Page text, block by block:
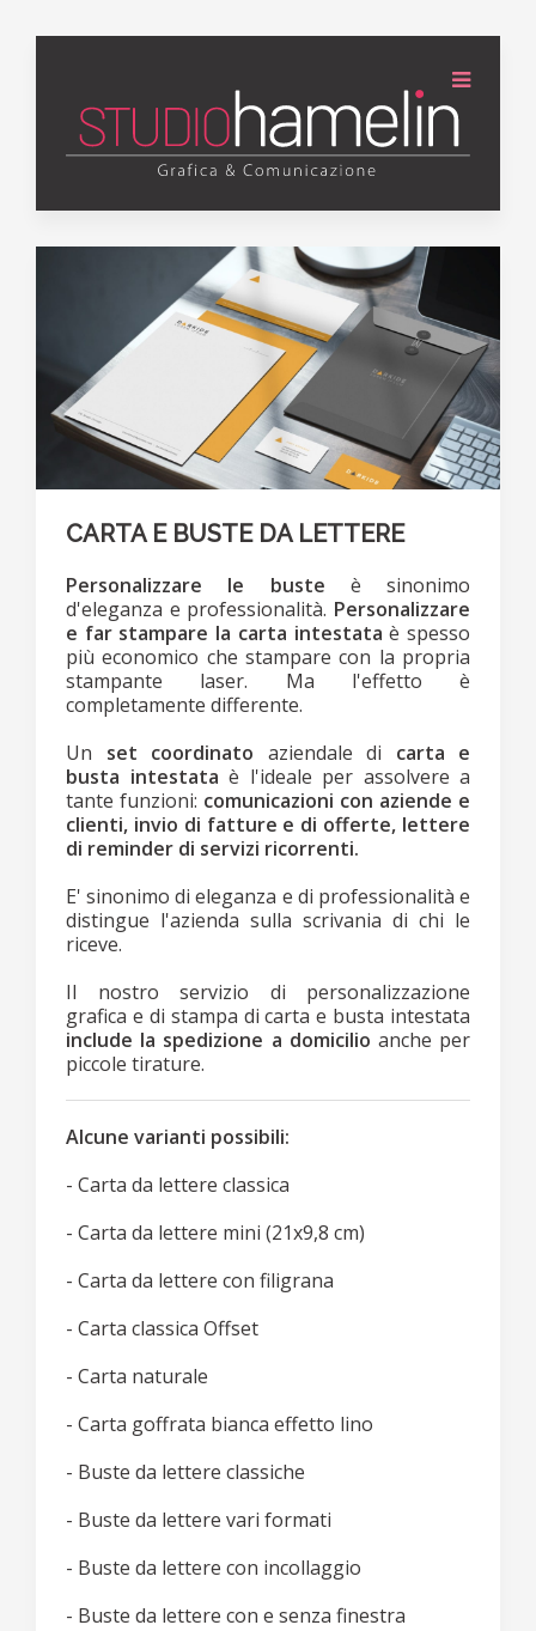
CARTA E BUSTE DA LETTERE
Personalizzare le buste è sinonimo
d'eleganza e professionalità. Personalizzare
e far stampare la carta intestata è spesso
più economico che stampare con la propria
stampante laser. Ma l'effetto è
completamente differente.
Un set coordinato aziendale di carta e
busta intestata è l'ideale per assolvere a
tante funzioni: comunicazioni con aziende e
clienti, invio di fatture e di offerte, lettere
di reminder di servizi ricorrenti.
E' sinonimo di eleganza e di professionalità e
distingue l'azienda sulla scrivania di chi le
riceve.
Il nostro servizio di personalizzazione
grafica e di stampa di carta e busta intestata
include la spedizione a domicilio anche per
piccole tirature.
Alcune varianti possibili:
- Carta da lettere classica
- Carta da lettere mini (21x9,8 cm)
- Carta da lettere con filigrana
- Carta classica Offset
- Carta naturale
- Carta goffrata bianca effetto lino
- Buste da lettere classiche
- Buste da lettere vari formati
- Buste da lettere con incollaggio
- Buste da lettere con e senza finestra